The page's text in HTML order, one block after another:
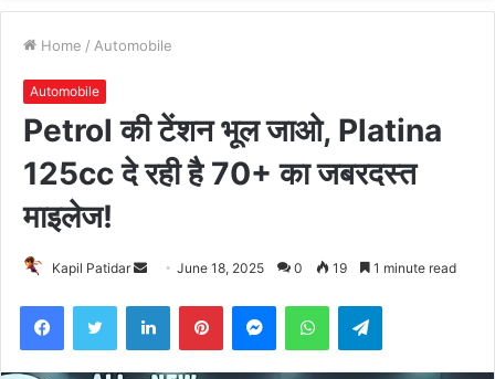
Home / Automobile
Automobile
Petrol की टेंशन भूल जाओ, Platina
125cc दे रही है 70+ का जबरदस्त
माइलेज!
Kapil Patidar
Send June 18, 2025 0 19 1 minute read
FacebookTwitter LinkedInPinterestMessengerWhatsAppTelegram